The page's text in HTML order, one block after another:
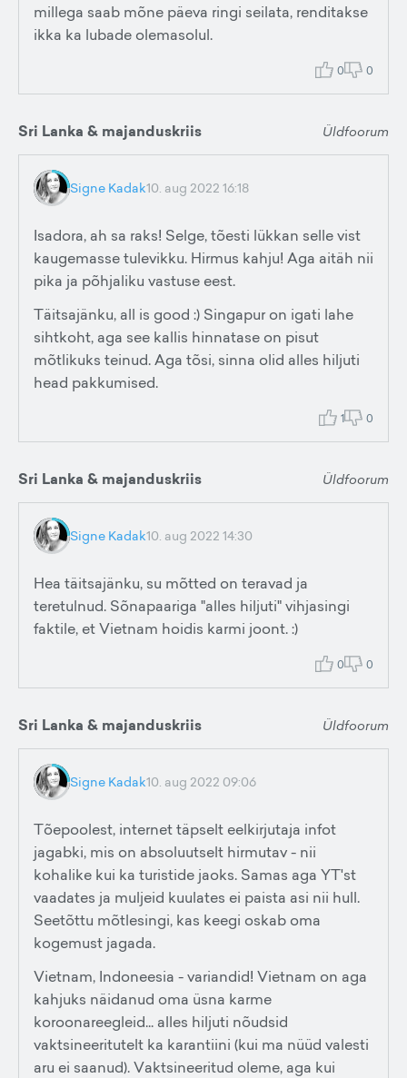
millega saab mõne päeva ringi seilata, renditakse
ikka ka lubade olemasolul.
0 0
Sri Lanka & majanduskriis Üldfoorum
Signe Kadak10. aug 2022 16:18
Isadora, ah sa raks! Selge, tõesti lükkan selle vist
kaugemasse tulevikku. Hirmus kahju! Aga aitäh nii
pika ja põhjaliku vastuse eest.
Täitsajänku, all is good :) Singapur on igati lahe
sihtkoht, aga see kallis hinnatase on pisut
mõtlikuks teinud. Aga tõsi, sinna olid alles hiljuti
head pakkumised.
1 0
Sri Lanka & majanduskriis Üldfoorum
Signe Kadak10. aug 2022 14:30
Hea täitsajänku, su mõtted on teravad ja
teretulnud. Sõnapaariga "alles hiljuti" vihjasingi
faktile, et Vietnam hoidis karmi joont. :)
0 0
Sri Lanka & majanduskriis Üldfoorum
Signe Kadak10. aug 2022 09:06
Tõepoolest, internet täpselt eelkirjutaja infot
jagabki, mis on absoluutselt hirmutav - nii
kohalike kui ka turistide jaoks. Samas aga YT'st
vaadates ja muljeid kuulates ei paista asi nii hull.
Seetõttu mõtlesingi, kas keegi oskab oma
kogemust jagada.
Vietnam, Indoneesia - variandid! Vietnam on aga
kahjuks näidanud oma üsna karme
koroonareegleid... alles hiljuti nõudsid
vaktsineeritutelt ka karantiini (kui ma nüüd valesti
aru ei saanud). Vaktsineeritud oleme, aga kui